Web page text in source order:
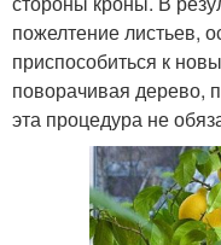
пожелтение листьев,
приспособиться к
поворачивая дерево,
эта процедура не